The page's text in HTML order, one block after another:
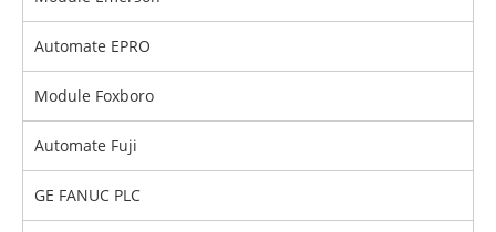
Automate EPRO
Module Foxboro
Automate Fuji
GE FANUC PLC